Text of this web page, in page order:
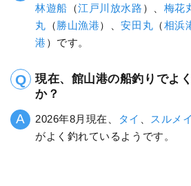
林遊船 （江戸川放水路 ）、 梅花
丸 （勝山漁港）、安田丸 （相浜
港 ）です。
現在、館山港の船釣りでよ
か？
2026年8月現在、 タイ スルメ
がよく釣れているようです。